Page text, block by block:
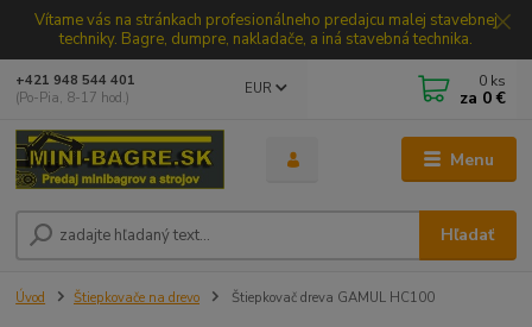
Vítame vás na stránkach profesionálneho predajcu malej stavebnej
techniky. Bagre, dumpre, nakladače, a iná stavebná technika.
Menu
EUR
Hľadať
+421 948 544 401
(Po-Pia, 8-17 hod.)
0 ks
za 0 €
Úvod Štiepkovače na drevo Štiepkovač dreva GAMUL HC100